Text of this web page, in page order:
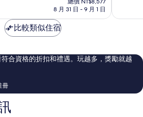
價
8 月 31 日 - 9 月 1 日
太
則
評
比較類似住宿
合資格的折扣和禮遇。玩越多，獎勵就越
冊